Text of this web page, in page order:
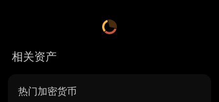
相关资产
热门加密货币